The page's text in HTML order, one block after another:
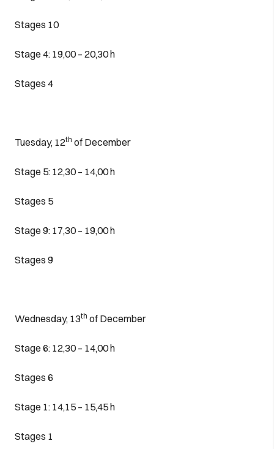
Stages 10
Stage 4: 19,00 – 20,30 h
Stages 4
Tuesday, 12th of December
Stage 5: 12,30 – 14,00 h
Stages 5
Stage 9: 17,30 – 19,00 h
Stages 9
Wednesday, 13th of December
Stage 6: 12,30 – 14,00 h
Stages 6
Stage 1: 14,15 – 15,45 h
Stages 1